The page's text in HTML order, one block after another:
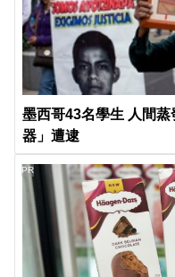
墨西哥43名學生 人間
器」遭逮
PR